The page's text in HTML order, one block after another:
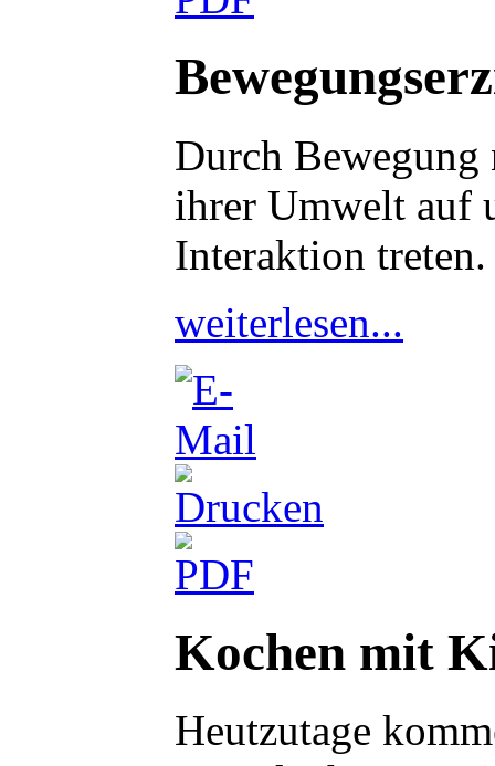
Durch
ihrer Umwelt auf
Interaktion treten.
weiterlesen...
Kochen mit
Heutzutage